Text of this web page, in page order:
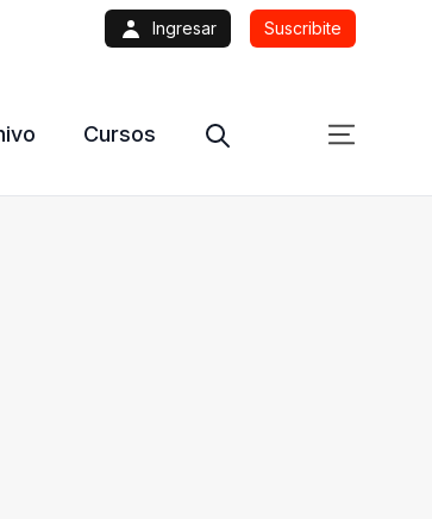
Ingresar Suscribite
Cursos